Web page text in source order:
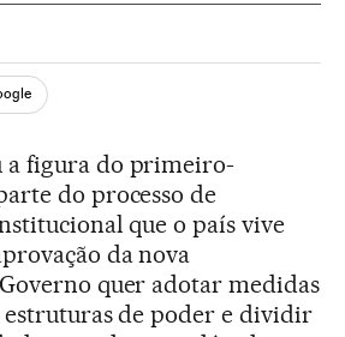
Twitter
Redes Sociales
figura do primeiro-
do processo de
que o país vive
da nova
quer adotar medidas
de poder e dividir